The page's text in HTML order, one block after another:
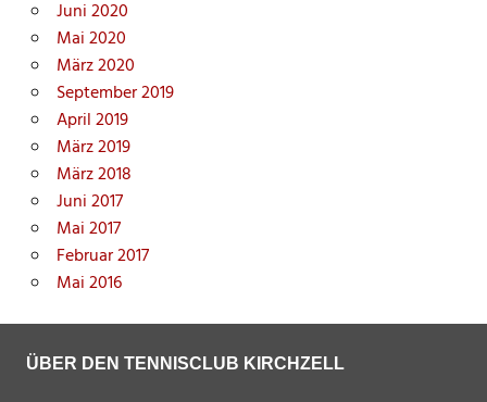
Juni 2020
Mai 2020
März 2020
September 2019
April 2019
März 2019
März 2018
Juni 2017
Mai 2017
Februar 2017
Mai 2016
ÜBER DEN TENNISCLUB KIRCHZELL